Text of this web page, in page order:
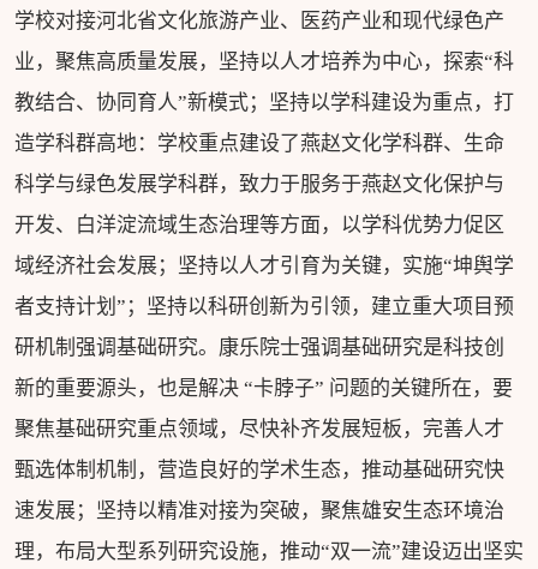
学校对接河北省文化旅游产业、医药产业和现代绿色产
业，聚焦高质量发展，坚持以人才培养为中心，探索“科
教结合、协同育人”新模式；坚持以学科建设为重点，打
造学科群高地：学校重点建设了燕赵文化学科群、生命
科学与绿色发展学科群，致力于服务于燕赵文化保护与
开发、白洋淀流域生态治理等方面，以学科优势力促区
域经济社会发展；坚持以人才引育为关键，实施“坤舆学
者支持计划”；坚持以科研创新为引领，建立重大项目预
研机制强调基础研究。康乐院士强调基础研究是科技创
新的重要源头，也是解决 “卡脖子” 问题的关键所在，要
聚焦基础研究重点领域，尽快补齐发展短板，完善人才
甄选体制机制，营造良好的学术生态，推动基础研究快
速发展；坚持以精准对接为突破，聚焦雄安生态环境治
理，布局大型系列研究设施，推动“双一流”建设迈出坚实